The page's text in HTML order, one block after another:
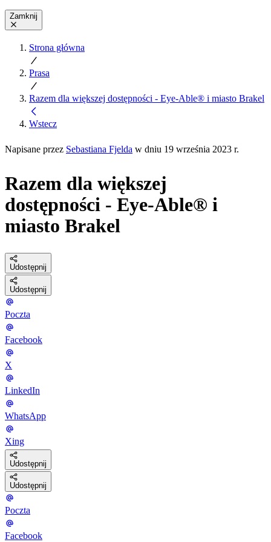
Zamknij
Strona główna
Prasa
Razem dla większej dostępności - Eye-Able® i miasto Brakel
Wstecz
Napisane przez Sebastiana Fjelda w dniu 19 września 2023 r.
Razem dla większej
dostępności - Eye-Able® i
miasto Brakel
Udostępnij
Udostępnij
Poczta
Facebook
X
LinkedIn
WhatsApp
Xing
Udostępnij
Udostępnij
Poczta
Facebook